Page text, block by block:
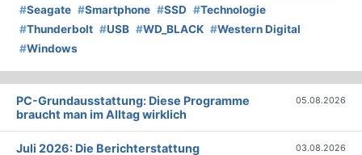
#Seagate #Smartphone #SSD #Technologie
#Thunderbolt #USB #WD_BLACK #Western Digital
#Windows
PC-Grundausstattung: Diese Programme
braucht man im Alltag wirklich
05.08.2026
Juli 2026: Die Bericht­erstattung
03.08.2026